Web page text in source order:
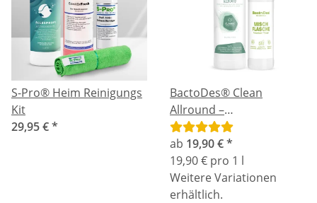
S-Pro® Heim Reinigungs
Kit
29,95 €*
BactoDes® Clean
Allround –
Geruchsentferner mit
Reinigungswirkung
ab 19,90 €*
19,90 € pro 1 l
Weitere Variationen
erhältlich.